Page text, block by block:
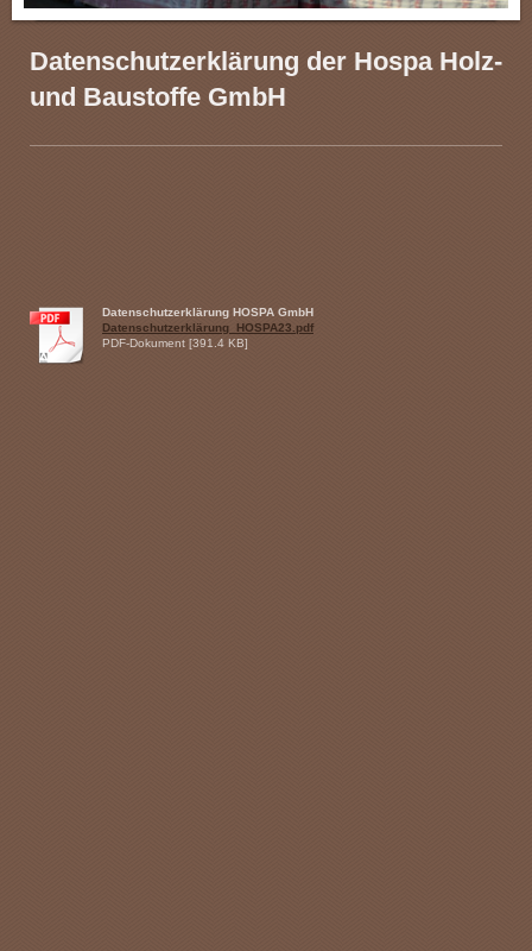
Datenschutzerklärung der Hospa Holz-
und Baustoffe GmbH
Datenschutzerklärung HOSPA GmbH
Datenschutzerklärung_HOSPA23.pdf
PDF-Dokument [391.4 KB]